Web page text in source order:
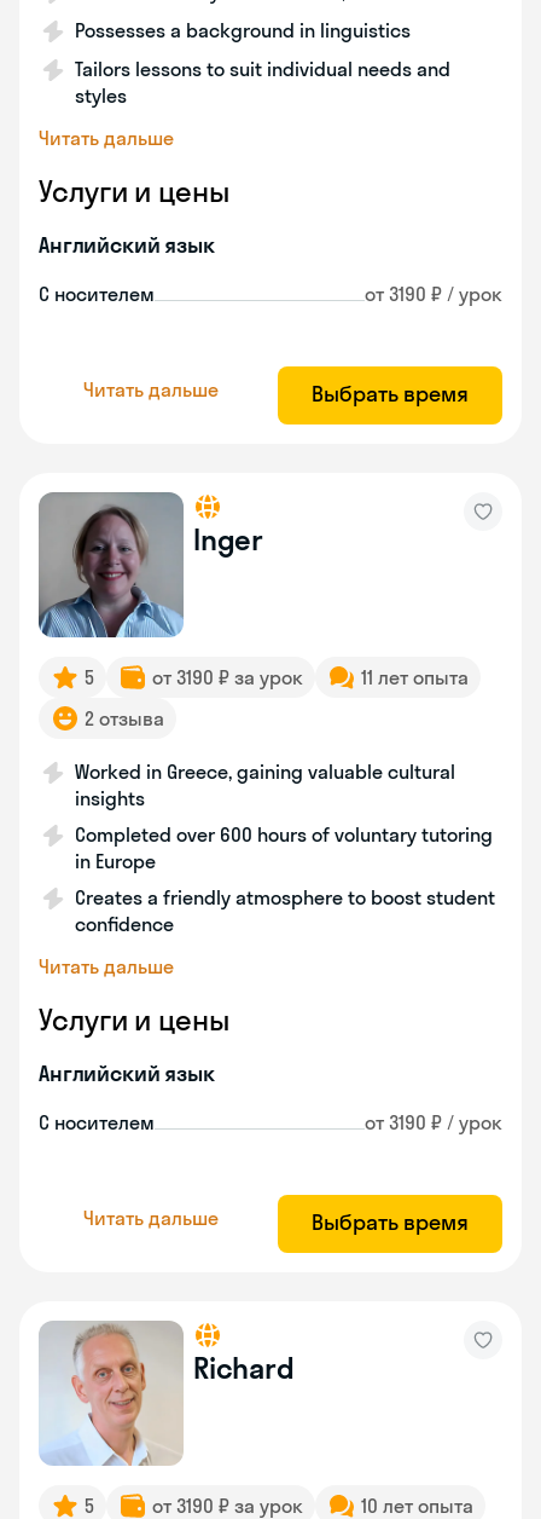
Possesses a background in linguistics
Tailors lessons to suit individual needs and
styles
Читать дальше
Услуги и цены
Английский язык
С носителем от 3190 ₽ / урок
Читать дальше Выбрать время
Inger
5 от 3190 ₽ за урок
11 лет опыта
2 отзыва
Worked in Greece, gaining valuable cultural
insights
Completed over 600 hours of voluntary tutoring
in Europe
Creates a friendly atmosphere to boost student
confidence
Читать дальше
Услуги и цены
Английский язык
С носителем от 3190 ₽ / урок
Читать дальше Выбрать время
Richard
5 от 3190 ₽ за урок
10 лет опыта